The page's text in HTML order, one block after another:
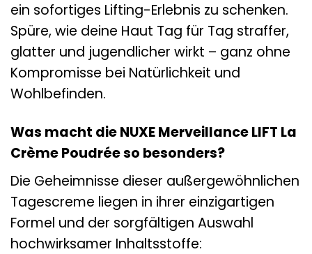
ein sofortiges Lifting-Erlebnis zu schenken.
Spüre, wie deine Haut Tag für Tag straffer,
glatter und jugendlicher wirkt – ganz ohne
Kompromisse bei Natürlichkeit und
Wohlbefinden.
Was macht die NUXE Merveillance LIFT La
Crème Poudrée so besonders?
Die Geheimnisse dieser außergewöhnlichen
Tagescreme liegen in ihrer einzigartigen
Formel und der sorgfältigen Auswahl
hochwirksamer Inhaltsstoffe: